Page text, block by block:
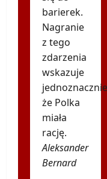
barierek.
Nagranie
z tego
zdarzenia
wskazuje
że Polka
miała
rację.
Aleksander
Bernard